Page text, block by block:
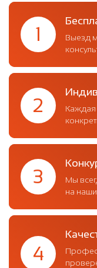
1
Выезд
2
Каждая
3
Мы
на
4